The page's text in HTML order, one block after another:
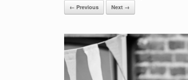
← Previous Next →